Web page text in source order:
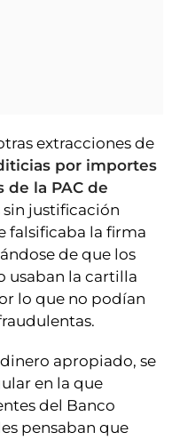
extracciones de
por importes
la PAC de
sin justificación
falsificaba la firma
de que los
usaban la cartilla
lo que no podían
apropiado, se
en la que
del Banco
pensaban que